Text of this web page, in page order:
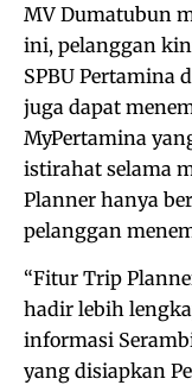
MV Dumatubun
ini, pelanggan
SPBU Pertamina
juga dapat
MyPertamina
istirahat selama
Planner hanya
pelanggan
“Fitur Trip
hadir lebih
informasi
yang disiapkan